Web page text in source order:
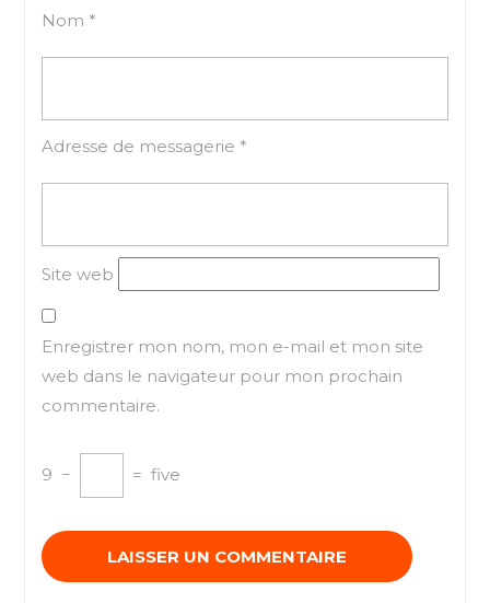
Nom *
Adresse de messagerie *
Site web
Enregistrer mon nom, mon e-mail et mon site
web dans le navigateur pour mon prochain
commentaire.
9 − = five